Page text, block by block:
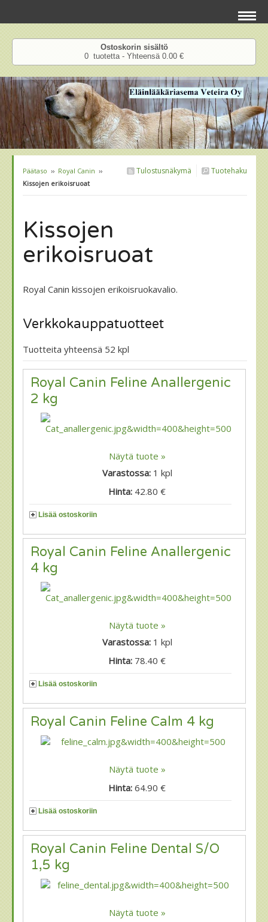
Ostoskorin sisältö
0 tuotetta - Yhteensä 0.00 €
Tuotehaku
Tulostusnäkymä
Päätaso ›› Royal Canin ››
Kissojen erikoisruoat
Kissojen
erikoisruoat
Royal Canin kissojen erikoisruokavalio.
Verkkokauppatuotteet
Tuotteita yhteensä 52 kpl
Royal Canin Feline Anallergenic
2 kg
Näytä tuote »
Varastossa: 1 kpl
Hinta: 42.80 €
Lisää ostoskoriin
Royal Canin Feline Anallergenic
4 kg
Näytä tuote »
Varastossa: 1 kpl
Hinta: 78.40 €
Lisää ostoskoriin
Royal Canin Feline Calm 4 kg
Näytä tuote »
Hinta:64.90 €
Lisää ostoskoriin
Royal Canin Feline Dental S/O
1,5 kg
Näytä tuote »